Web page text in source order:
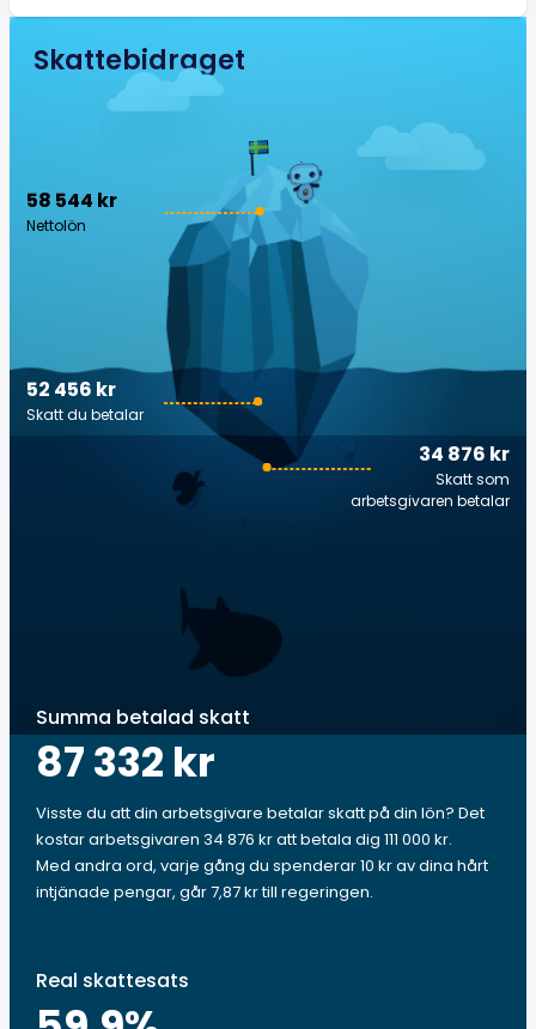
Skattebidraget
58 544 kr
Nettolön
34 876 kr
Skatt som
arbetsgivaren betalar
52 456 kr
Skatt du betalar
Summa betalad skatt
87 332 kr
Visste du att din arbetsgivare betalar skatt på din lön? Det
kostar arbetsgivaren 34 876 kr att betala dig 111 000 kr.
Med andra ord, varje gång du spenderar 10 kr av dina hårt
intjänade pengar, går 7,87 kr till regeringen.
Real skattesats